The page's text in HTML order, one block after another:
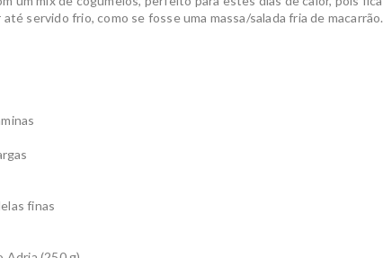
servido frio, como se fosse uma massa/salada fria de macarrão.
finas